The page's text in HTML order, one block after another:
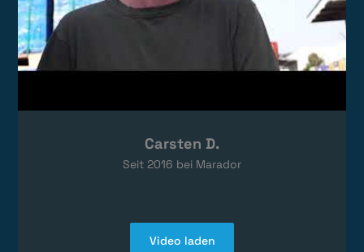
Video laden
Carsten D.
Seit 2016 bei Marador